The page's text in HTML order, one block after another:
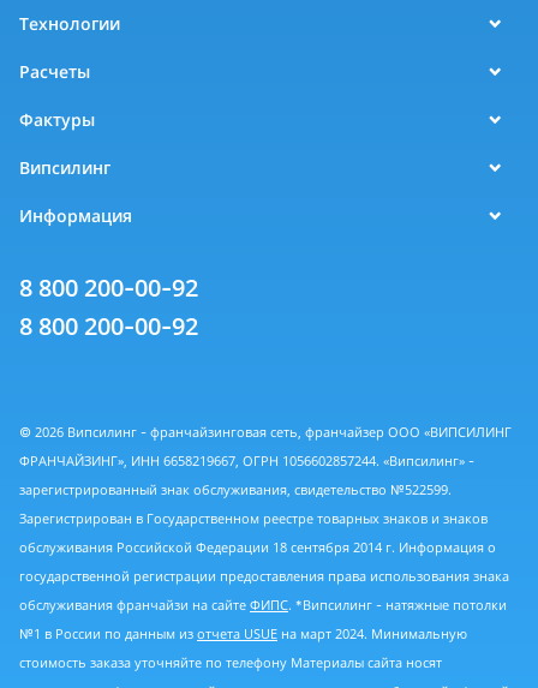
Технологии
Расчеты
Фактуры
Випсилинг
Информация
8 800 200-00-92
8 800 200-00-92
© 2026 Випсилинг - франчайзинговая сеть, франчайзер ООО «ВИПСИЛИНГ
ФРАНЧАЙЗИНГ», ИНН 6658219667, ОГРН 1056602857244. «Випсилинг» -
зарегистрированный знак обслуживания, свидетельство №522599.
Зарегистрирован в Государственном реестре товарных знаков и знаков
обслуживания Российской Федерации 18 сентября 2014 г. Информация о
государственной регистрации предоставления права использования знака
обслуживания франчайзи на сайте ФИПС. *Випсилинг - натяжные потолки
№1 в России по данным из отчета USUE на март 2024. Минимальную
стоимость заказа уточняйте по телефону Материалы сайта носят